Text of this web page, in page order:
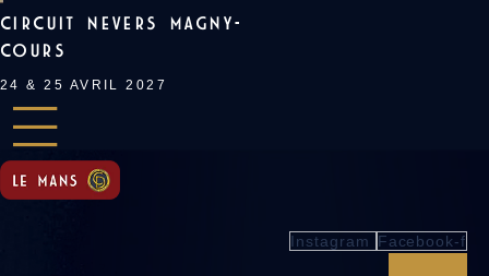
CIRCUIT NEVERS MAGNY-
COURS
24 & 25 AVRIL 2027
Instagram Facebook-f